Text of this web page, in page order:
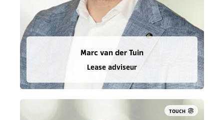
Marc van der Tuin
Lease adviseur
TOUCH